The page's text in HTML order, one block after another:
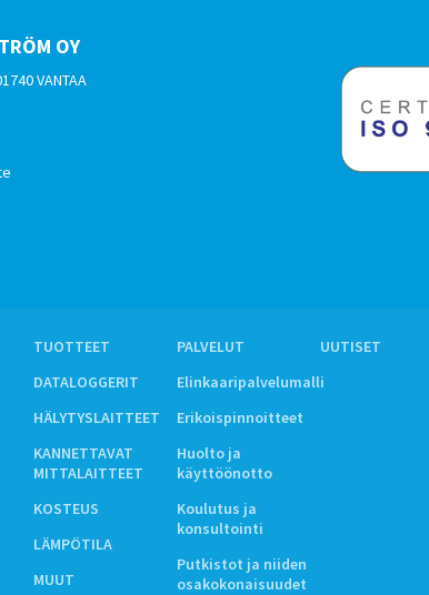
OY
VANTAA
TUOTTEET
DATALOGGERIT
HÄLYTYSLAITTEET
KANNETTAVAT
MITTALAITTEET
KOSTEUS
LÄMPÖTILA
MUUT
PALVELUT
Elinkaaripalvelumalli
Erikoispinnoitteet
Huolto ja
käyttöönotto
Koulutus ja
konsultointi
Putkistot ja niiden
osakokonaisuudet
UUTISET